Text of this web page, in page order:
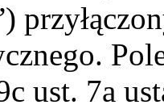
ust. 7a